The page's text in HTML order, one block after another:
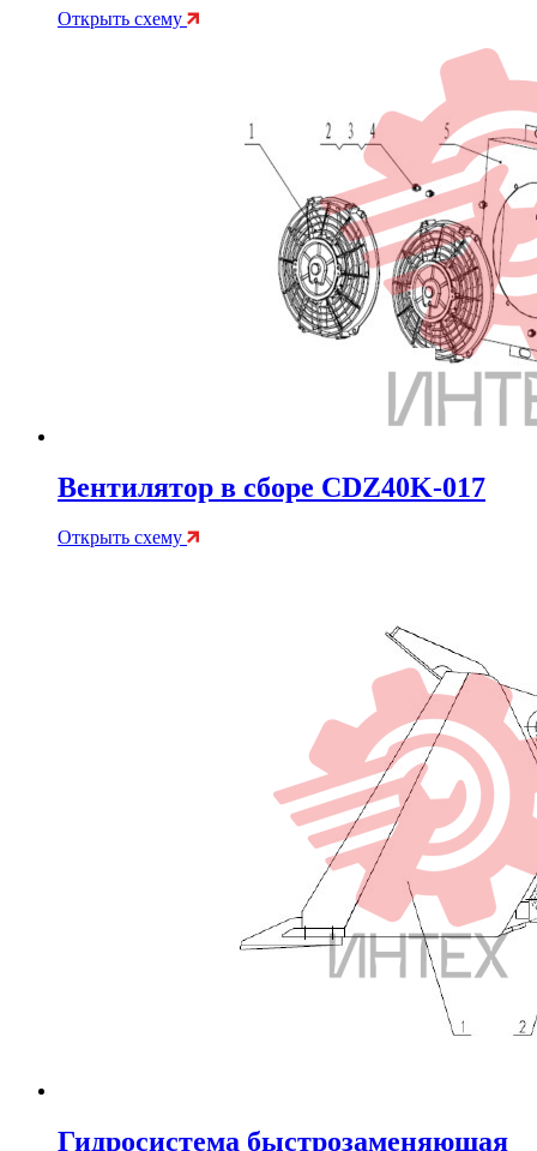
Открыть схему
Вентилятор в сборе CDZ40K-017
Открыть схему
Гидросистема быстрозаменяющая